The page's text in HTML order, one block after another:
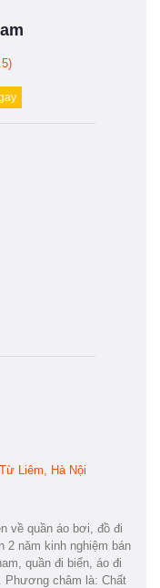
Liêm, Hà Nội
về quần áo bơi, đồ đi
2 năm kinh nghiệm bán
quần đi biển, áo đi
Phương châm là: Chất